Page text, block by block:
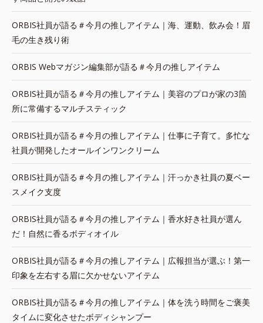
ORBIS社員が語る＃今月の推しアイテム｜海、運動、飲み会！眉
毛の生き残り術
ORBIS Webマガジン編集部が語る＃今月の推しアイテム
ORBIS社員が語る＃今月の推しアイテム｜美容のプロが家の3箇
所に常備するマルチスティック
ORBIS社員が語る＃今月の推しアイテム｜仕事に子育て。多忙な
社員が開発したオールインワンクリーム
ORBIS社員が語る＃今月の推しアイテム｜汗っかき社員の夏ベー
スメイク支度
ORBIS社員が語る＃今月の推しアイテム｜香水好き社員が選ん
だ！自然に香るボディオイル
ORBIS社員が語る＃今月の推しアイテム｜広報担当が選ぶ！第一
印象を左右する眉に欠かせないアイテム
ORBIS社員が語る＃今月の推しアイテム｜体を洗う時間をご褒美
タイムに変化させたボディシャンプー